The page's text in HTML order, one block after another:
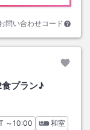
問い合わせコード
食プラン♪
チェックアウト
～10:00
和室